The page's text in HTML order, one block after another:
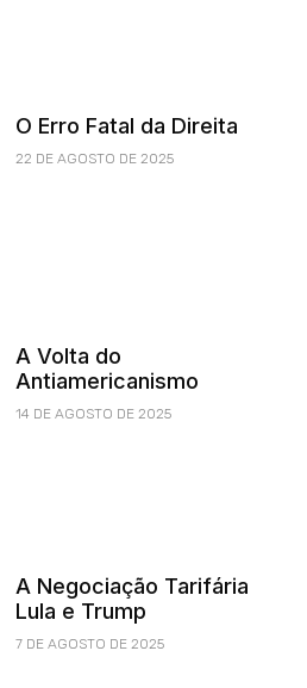
O Erro Fatal da Direita
22 DE AGOSTO DE 2025
A Volta do
Antiamericanismo
14 DE AGOSTO DE 2025
A Negociação Tarifária
Lula e Trump
7 DE AGOSTO DE 2025